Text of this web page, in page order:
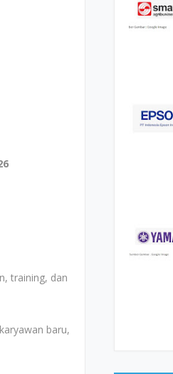
training, dan
baru,